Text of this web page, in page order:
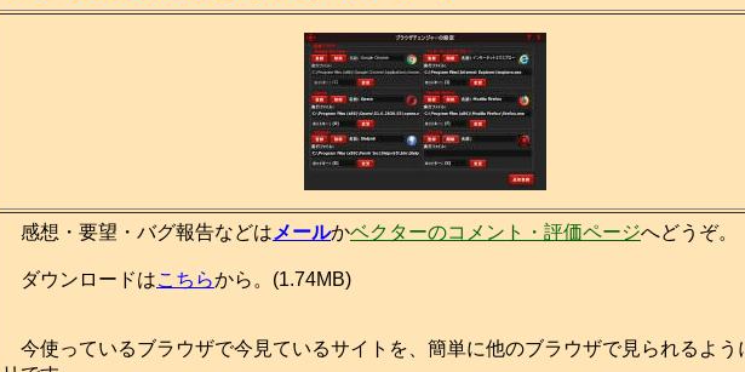
感想・要望・バグ報告などは メールかベクターのコメント・評価ページへどうぞ。
ダウンロードはこちらから。(1.74MB)
今使っているブラウザで今見ているサイトを、簡単に他のブラウザで見られるよう